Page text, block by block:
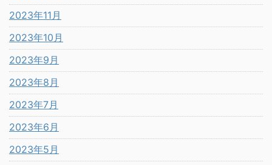
2023年11月
2023年10月
2023年9月
2023年8月
2023年7月
2023年6月
2023年5月